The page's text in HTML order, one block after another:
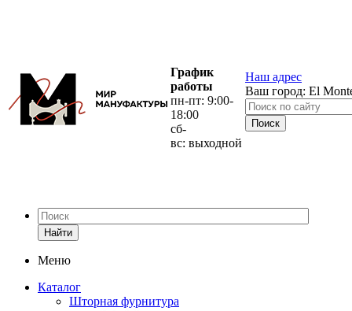
График
работы
пн-пт: 9:00-
18:00
сб-
вс: выходной
Наш адрес
Ваш город: El
Найти
Меню
Каталог
Шторная фурнитура